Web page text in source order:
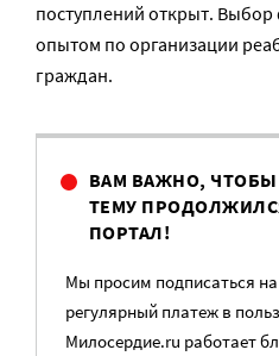
поступлений открыт.
опытом по организации
граждан.
ВАМ ВАЖНО, ЧТОБЫ
ТЕМУ
ПОРТАЛ!
Мы просим подписаться
регулярный платеж в
Милосердие.ru работает